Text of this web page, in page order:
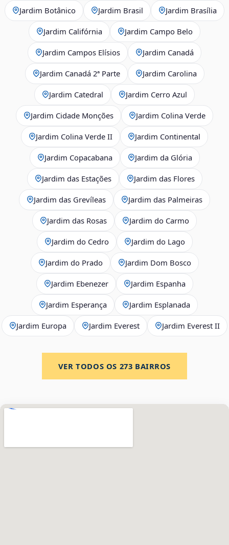
Jardim Botânico Jardim Brasil Jardim Brasília
Jardim Califórnia Jardim Campo Belo
Jardim Campos Elísios Jardim Canadá
Jardim Canadá 2ª Parte Jardim Carolina
Jardim Catedral Jardim Cerro Azul
Jardim Cidade Monções Jardim Colina Verde
Jardim Colina Verde II Jardim Continental
Jardim Copacabana Jardim da Glória
Jardim das Estações Jardim das Flores
Jardim das Grevíleas Jardim das Palmeiras
Jardim das Rosas Jardim do Carmo
Jardim do Cedro Jardim do Lago
Jardim do Prado Jardim Dom Bosco
Jardim Ebenezer Jardim Espanha
Jardim Esperança Jardim Esplanada
Jardim Europa Jardim Everest Jardim Everest II
VER TODOS OS 273 BAIRROS